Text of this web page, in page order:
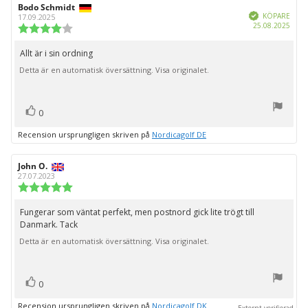
Recensionsförfattare:
Bodo Schmidt
17.09.2025
utav
5
stjärnor
Bekräftad
KÖPARE
25.08.2025
Recensionstext:
Allt är i sin ordning
Detta är en automatisk översättning. Visa originalet.
Rösta
0
Recension ursprungligen skriven på Nordicagolf DE
Recensionsförfattare:
John O.
27.07.2023
utav
5
stjärnor
Recensionstext:
Fungerar som väntat perfekt, men postnord gick lite trögt till
Danmark. Tack
Detta är en automatisk översättning. Visa originalet.
Rösta
0
Recension ursprungligen skriven på Nordicagolf DK